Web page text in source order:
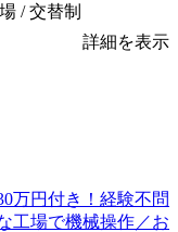
/ 交替制
詳細を表示